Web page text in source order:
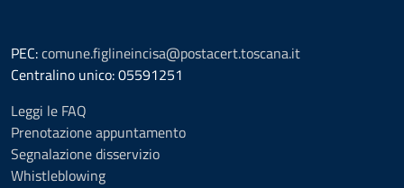
PEC:comune.figlineincisa@postacert.toscana.it
Centralino unico: 05591251
Leggi le FAQ
Prenotazione appuntamento
Segnalazione disservizio
Whistleblowing